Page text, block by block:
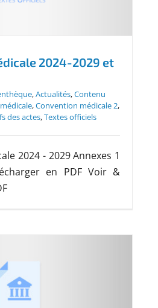
2024-2029 et
,Actualités,Contenu
,Convention médicale 2,
des actes,Textes officiels
2024 - 2029 Annexes 1
en PDF Voir &